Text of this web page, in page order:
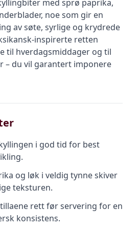
med sprø paprika,
noe som gir en
av søte, syrlige og krydrede
inspirerte retten
til hverdagsmiddager og til
– du vil garantert imponere
i god tid for best
og løk i veldig tynne skiver
teksturen.
rett før servering for en
konsistens.